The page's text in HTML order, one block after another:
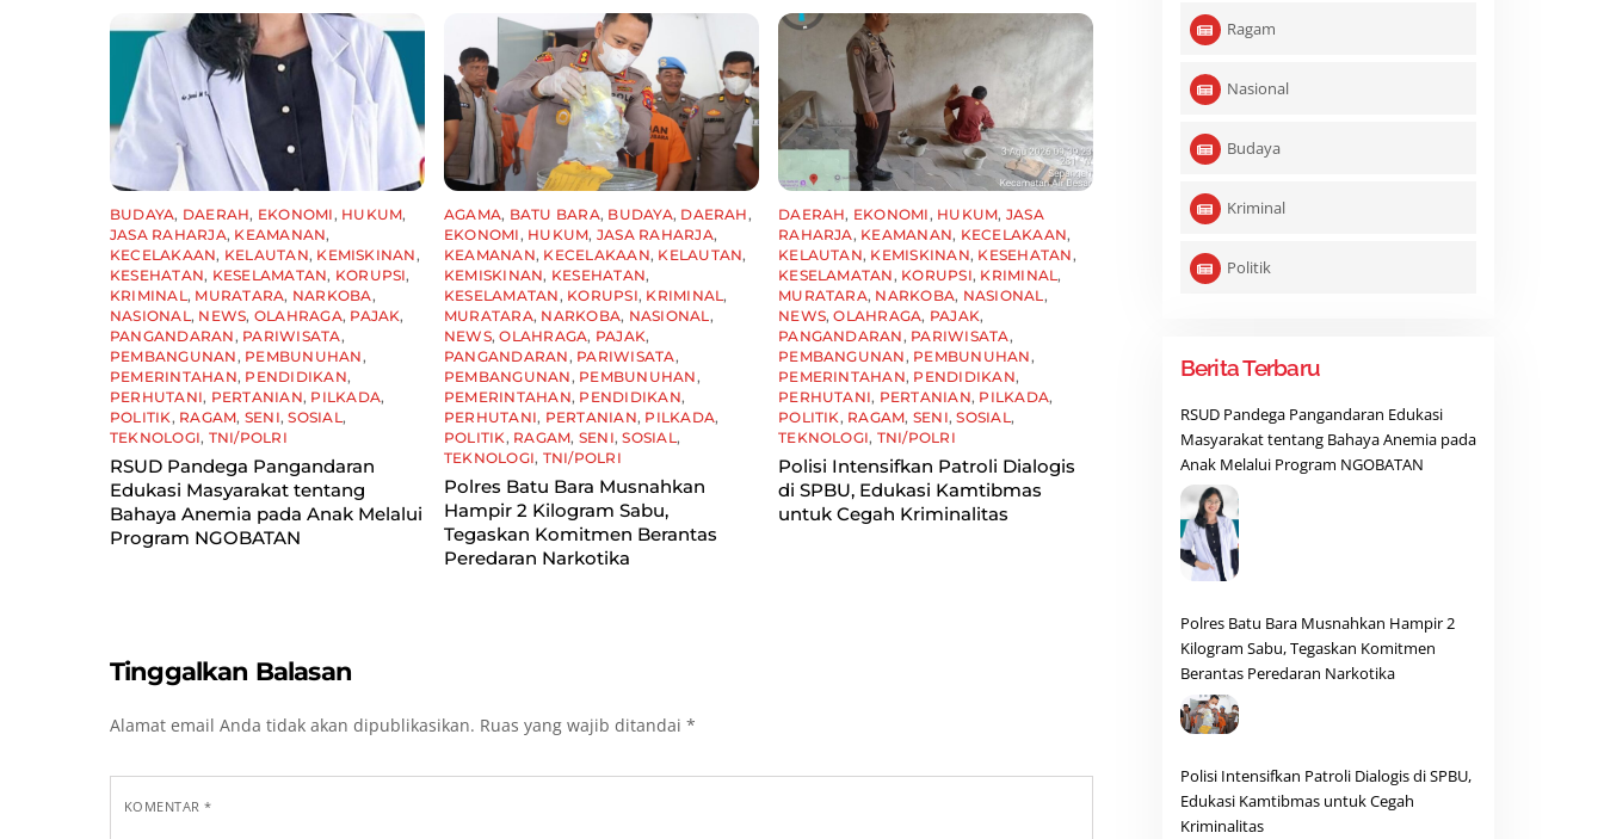
BUDAYA, DAERAH, EKONOMI , HUKUM,
JASA RAHARJA, KEAMANAN,
KECELAKAAN, KELAUTAN, KEMISKINAN ,
KESEHATAN, KESELAMATAN, KORUPSI,
KRIMINAL , MURATARA, NARKOBA,
NASIONAL , NEWS, OLAHRAGA, PAJAK,
PANGANDARAN , PARIWISATA,
PEMBANGUNAN , PEMBUNUHAN ,
PEMERINTAHAN, PENDIDIKAN,
PERHUTANI, PERTANIAN, PILKADA,
POLITIK , RAGAM, SENI,SOSIAL ,
TEKNOLOGI, TNI/POLRI
RSUD Pandega Pangandaran
Edukasi Masyarakat tentang
Bahaya Anemia pada Anak Melalui
Program NGOBATAN
AGAMA, BATU BARA, BUDAYA, DAERAH ,
EKONOMI , HUKUM, JASA RAHARJA,
KEAMANAN, KECELAKAAN, KELAUTAN,
KEMISKINAN, KESEHATAN,
KESELAMATAN , KORUPSI, KRIMINAL ,
MURATARA, NARKOBA, NASIONAL ,
NEWS,OLAHRAGA, PAJAK,
PANGANDARAN , PARIWISATA,
PEMBANGUNAN , PEMBUNUHAN ,
PEMERINTAHAN, PENDIDIKAN,
PERHUTANI, PERTANIAN, PILKADA,
POLITIK , RAGAM, SENI,SOSIAL ,
TEKNOLOGI, TNI/POLRI
Polres Batu Bara Musnahkan
Hampir 2 Kilogram Sabu,
Tegaskan Komitmen Berantas
Peredaran Narkotika
DAERAH, EKONOMI , HUKUM, JASA
RAHARJA, KEAMANAN, KECELAKAAN,
KELAUTAN, KEMISKINAN, KESEHATAN ,
KESELAMATAN , KORUPSI, KRIMINAL ,
MURATARA, NARKOBA, NASIONAL ,
NEWS,OLAHRAGA, PAJAK,
PANGANDARAN , PARIWISATA,
PEMBANGUNAN , PEMBUNUHAN ,
PEMERINTAHAN, PENDIDIKAN,
PERHUTANI, PERTANIAN, PILKADA,
POLITIK , RAGAM, SENI,SOSIAL ,
TEKNOLOGI, TNI/POLRI
Polisi Intensifkan Patroli Dialogis
di SPBU, Edukasi Kamtibmas
untuk Cegah Kriminalitas
Tinggalkan Balasan
Alamat email Anda tidak akan dipublikasikan. Ruas yang wajib ditandai *
KOMENTAR*
Ragam
Nasional
Budaya
Kriminal
Politik
Berita Terbaru
RSUD Pandega Pangandaran Edukasi
Masyarakat tentang Bahaya Anemia pada
Anak Melalui Program NGOBATAN
Polres Batu Bara Musnahkan Hampir 2
Kilogram Sabu, Tegaskan Komitmen
Berantas Peredaran Narkotika
Polisi Intensifkan Patroli Dialogis di SPBU,
Edukasi Kamtibmas untuk Cegah
Kriminalitas